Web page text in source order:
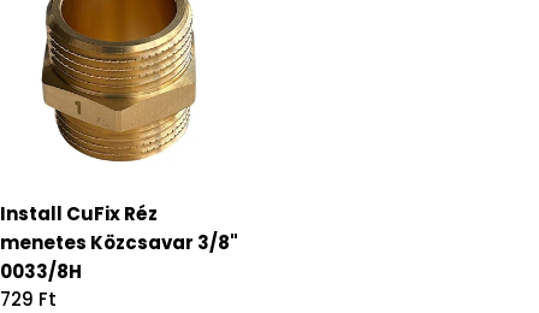
Install CuFix Réz
menetes Közcsavar 3/8"
0033/8H
Regular
729 Ft